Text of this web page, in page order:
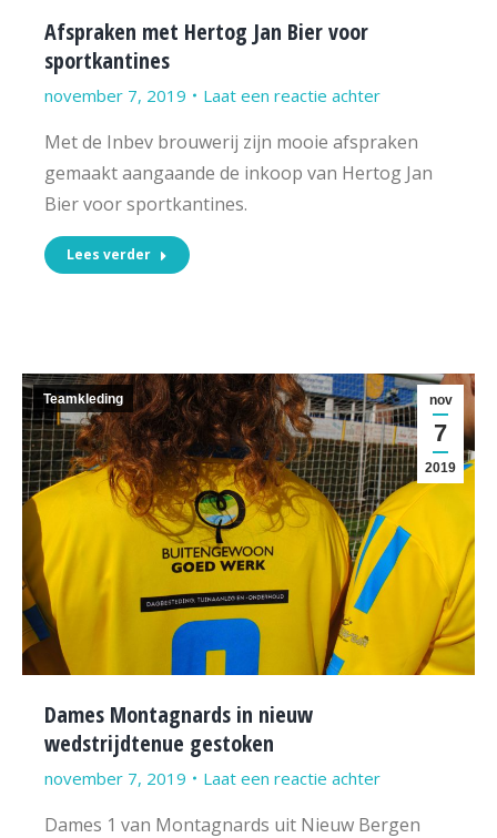
Afspraken met Hertog Jan Bier voor
sportkantines
november 7, 2019 Laat een reactie achter
Met de Inbev brouwerij zijn mooie afspraken
gemaakt aangaande de inkoop van Hertog Jan
Bier voor sportkantines.
Lees verder
nov
7
2019
Teamkleding
Dames Montagnards in nieuw
wedstrijdtenue gestoken
november 7, 2019 Laat een reactie achter
Dames 1 van Montagnards uit Nieuw Bergen